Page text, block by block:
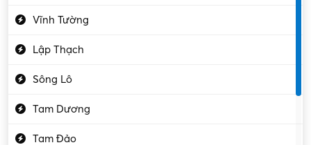
Vĩnh Tường
Lập Thạch
Sông Lô
Tam Dương
Tam Đảo